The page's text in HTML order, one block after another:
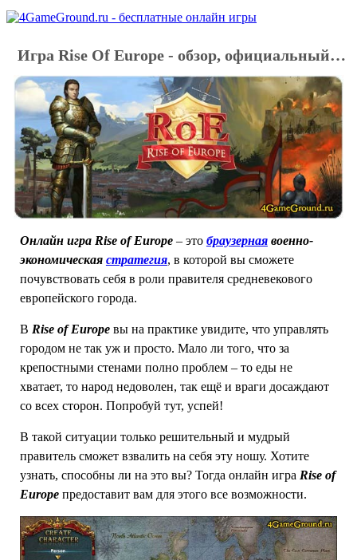
Игра Rise Of Europe - обзор, официальный сайт, регистрация
Онлайн игра Rise of Europe– это браузернаявоенно-
экономическая стратегия, в которой вы сможете
почувствовать себя в роли правителя средневекового
европейского города.
В Rise of Europeвы на практике увидите, что управлять
городом не так уж и просто. Мало ли того, что за
крепостными стенами полно проблем – то еды не
хватает, то народ недоволен, так ещё и враги досаждают
со всех сторон. Попробуй тут, успей!
В такой ситуации только решительный и мудрый
правитель сможет взвалить на себя эту ношу. Хотите
узнать, способны ли на это вы? Тогда онлайн игра Rise of
Europeпредоставит вам для этого все возможности.